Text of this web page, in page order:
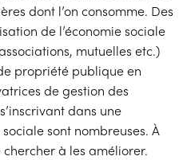
dont l’on consomme. Des
de l’économie sociale
mutuelles etc.)
propriété publique en
de gestion des
dans une
sont nombreuses. À
à les améliorer.